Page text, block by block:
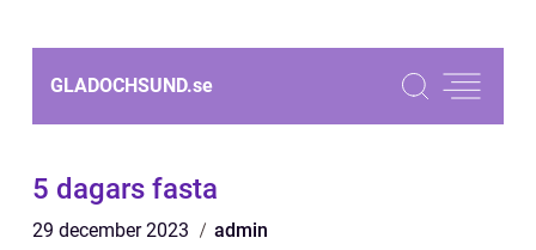
GLADOCHSUND.se
5 dagars fasta
29 december 2023 admin